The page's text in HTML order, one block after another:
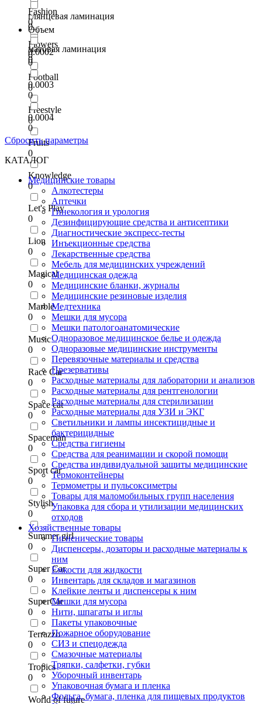
Fashion
0
Flowers
0
Football
0
Freestyle
0
Fruits
0
Knowledge
0
Let's Play
0
Lion
0
Magical
0
Marble
0
Music
0
Race Car
0
Space cat
0
Spaceman
0
Sport car
0
Stylish
0
Summer girl
0
Super Car
0
SuperCar
0
Terrazzo
0
Tropics
0
World of future
глянцевая ламинация
0
матовая ламинация
0
Объем
0.0002
0
0.0003
0
0.0004
0
Сбросить параметры
КАТАЛОГ
Медицинские товары
Алкотестеры
Аптечки
Гинекология и урология
Дезинфицирующие средства и антисептики
Диагностические экспресс-тесты
Инъекционные средства
Лекарственные средства
Мебель для медицинских учреждений
Медицинская одежда
Медицинские бланки, журналы
Медицинские резиновые изделия
Медтехника
Мешки для мусора
Мешки патологоанатомические
Одноразовое медицинское белье и одежда
Одноразовые медицинские инструменты
Перевязочные материалы и средства
Презервативы
Расходные материалы для лаборатории и анализов
Расходные материалы для рентгенологии
Расходные материалы для стерилизации
Расходные материалы для УЗИ и ЭКГ
Светильники и лампы инсектицидные и
бактерицидные
Средства гигиены
Средства для реанимации и скорой помощи
Средства индивидуальной защиты медицинские
Термоконтейнеры
Термометры и пульсоксиметры
Товары для маломобильных групп населения
Упаковка для сбора и утилизации медицинских
отходов
Хозяйственные товары
Гигиенические товары
Диспенсеры, дозаторы и расходные материалы к
ним
Емкости для жидкости
Инвентарь для складов и магазинов
Клейкие ленты и диспенсеры к ним
Мешки для мусора
Нити, шпагаты и иглы
Пакеты упаковочные
Пожарное оборудование
СИЗ и спецодежда
Смазочные материалы
Тряпки, салфетки, губки
Уборочный инвентарь
Упаковочная бумага и пленка
Фольга, бумага, пленка для пищевых продуктов